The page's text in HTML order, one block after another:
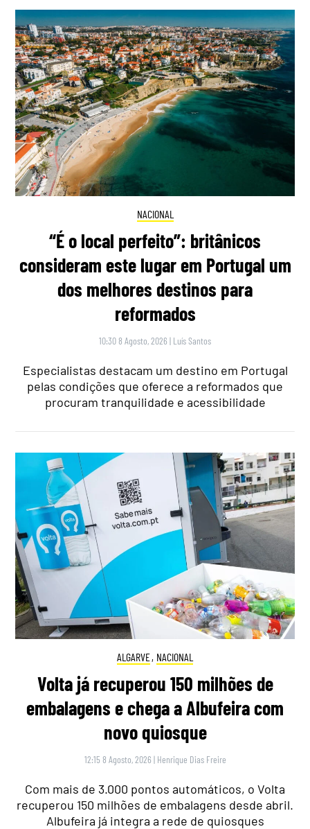
NACIONAL
“É o local perfeito”: britânicos
consideram este lugar em Portugal um
dos melhores destinos para
reformados
10:30 8 Agosto, 2026 | Luís Santos
Especialistas destacam um destino em Portugal
pelas condições que oferece a reformados que
procuram tranquilidade e acessibilidade
ALGARVE, NACIONAL
Volta já recuperou 150 milhões de
embalagens e chega a Albufeira com
novo quiosque
12:15 8 Agosto, 2026 | Henrique Dias Freire
Com mais de 3.000 pontos automáticos, o Volta
recuperou 150 milhões de embalagens desde abril.
Albufeira já integra a rede de quiosques